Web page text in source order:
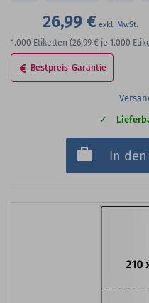
26,99 €
1.000 Etiketten (26,99 € je 1.000
Bestpreis-Garantie
In